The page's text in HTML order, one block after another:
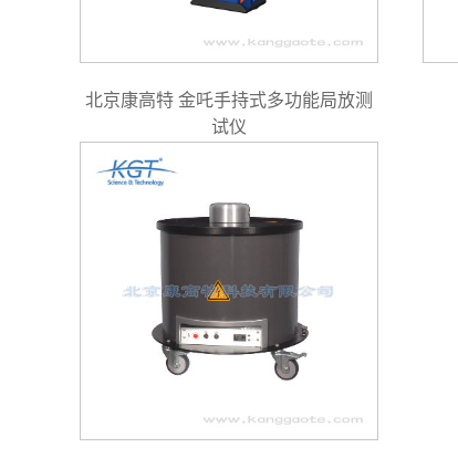
北京康高特 金吒手持式多功能局放测
试仪